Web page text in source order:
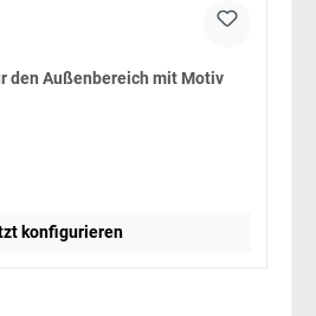
den Außenbereich mit Motiv
konfigurieren